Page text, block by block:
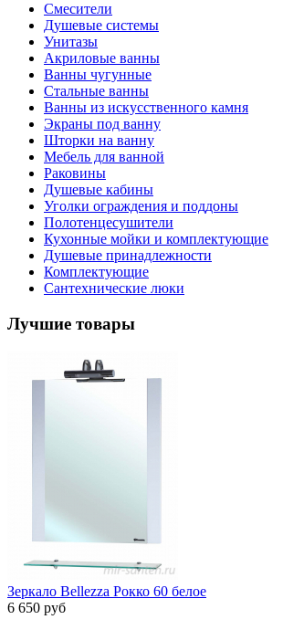
Смесители
Душевые системы
Унитазы
Акриловые ванны
Ванны чугунные
Стальные ванны
Ванны из искусственного камня
Экраны под ванну
Шторки на ванну
Мебель для ванной
Раковины
Душевые кабины
Уголки ограждения и поддоны
Полотенцесушители
Кухонные мойки и комплектующие
Душевые принадлежности
Комплектующие
Сантехнические люки
Лучшие товары
Зеркало Bellezza Рокко 60 белое
6 650 руб